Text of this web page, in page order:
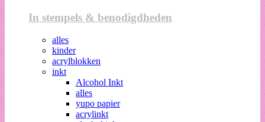
In stempels & benodigdheden
alles
kinder
acrylblokken
inkt
Alcohol Inkt
alles
yupo papier
acrylinkt